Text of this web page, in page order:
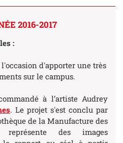
2016-2017
:
l'occasion d'apporter une très
sur le campus.
à l’artiste Audrey
. Le projet s'est conclu par
de la Manufacture des
représente des images